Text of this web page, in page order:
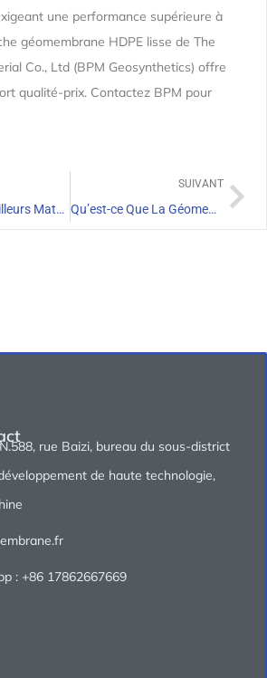
une performance supérieure à
géomembrane HDPE lisse de The
Co., Ltd (BPM Geosynthetics) offre
qualité-prix. Contactez BPM pour
Liste Des 7 Meilleurs Matériaux Pour Revêtement De Décharge
SUIVANT
Qu’est-ce Que La Géomembrane De Fond D’un Centre D’enfouissement Technique ?
rue Baizi, bureau du sous-district
de haute technologie,
: +86 17862667669